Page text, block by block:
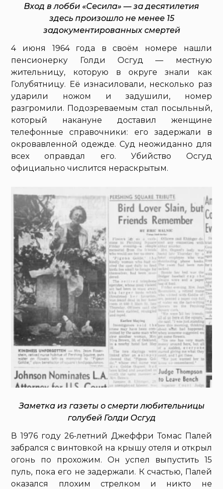
Вход в лобби «Сесила» — за десятилетия
здесь произошло не менее 15
задокументированных смертей
4 июня 1964 года в своём номере нашли
пенсионерку Голди Осгуд — местную
жительницу, которую в округе знали как
Голубятницу. Её изнасиловали, несколько раз
ударили ножом и задушили, номер
разгромили. Подозреваемым стал посыльный,
который накануне доставил женщине
телефонные справочники: его задержали в
окровавленной одежде. Суд неожиданно для
всех оправдал его. Убийство Осгуд
официально числится нераскрытым.
Заметка из газеты о смерти любительницы
голубей Голди Осгуд
В 1976 году 26-летний Джеффри Томас Палей
забрался с винтовкой на крышу отеля и открыл
огонь по прохожим. Он успел выпустить 15
пуль, пока его не задержали. К счастью, Палей
оказался плохим стрелком и никто не